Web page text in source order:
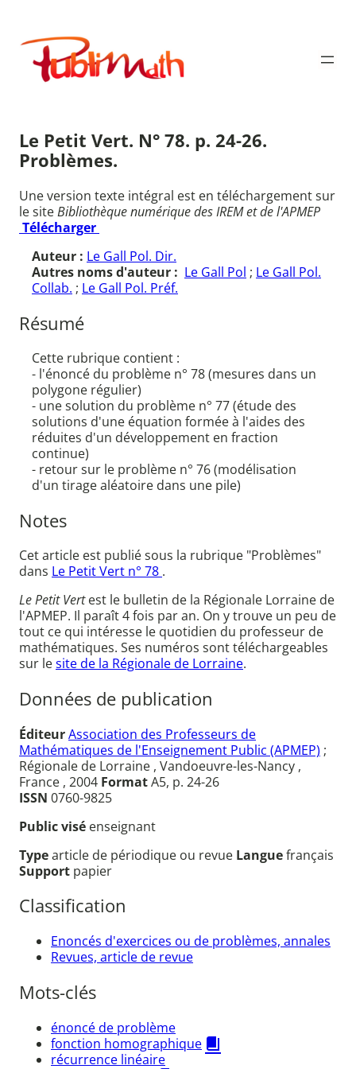
contenu
Publimath
Le Petit Vert. N° 78. p. 24-26.
Problèmes.
Une version texte intégral est en téléchargement sur
le siteBibliothèque numérique des IREM et de l'APMEP
Télécharger
Auteur : Le Gall Pol. Dir.
Autres noms d'auteur : Le Gall Pol ; Le Gall Pol.
Collab. ; Le Gall Pol. Préf.
Résumé
Cette rubrique contient :
- l'énoncé du problème n° 78 (mesures dans un
polygone régulier)
- une solution du problème n° 77 (étude des
solutions d'une équation formée à l'aides des
réduites d'un développement en fraction
continue)
- retour sur le problème n° 76 (modélisation
d'un tirage aléatoire dans une pile)
Notes
Cet article est publié sous la rubrique "Problèmes"
dans Le Petit Vert n° 78 .
Le Petit Vertest le bulletin de la Régionale Lorraine de
l'APMEP. Il paraît 4 fois par an. On y trouve un peu de
tout ce qui intéresse le quotidien du professeur de
mathématiques. Ses numéros sont téléchargeables
sur lesite de la Régionale de Lorraine.
Données de publication
ÉditeurAssociation des Professeurs de
Mathématiques de l'Enseignement Public (APMEP) ;
Régionale de Lorraine , Vandoeuvre-les-Nancy ,
France , 2004 FormatA5, p. 24-26
ISSN 0760-9825
Public visé enseignant
Typearticle de périodique ou revue Languefrançais
Support papier
Classification
Enoncés d'exercices ou de problèmes, annales
Revues, article de revue
Mots-clés
énoncé de problème
fonction homographique
récurrence linéaire